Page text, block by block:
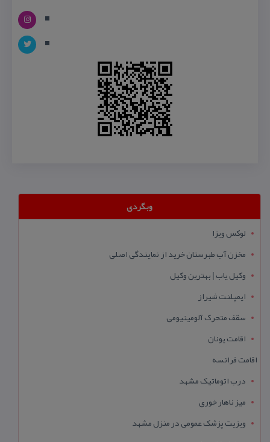
وبگردی
لوکس ویزا
مخزن آب طبرستان خرید از نمایندگی اصلی
وکیل یاب | بهترین وکیل
ایمپلنت شیراز
سقف متحرک آلومینیومی
اقامت یونان
اقامت فرانسه
درب اتوماتیک مشهد
میز ناهار خوری
ویزیت پزشک عمومی در منزل مشهد